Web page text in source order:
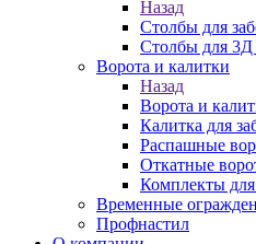
Назад
Столбы для
Столбы для 3Д
Ворота и калитки
Назад
Ворота и
Калитка для
Распашные
Откатные
Комплекты
Временные
Профнастил